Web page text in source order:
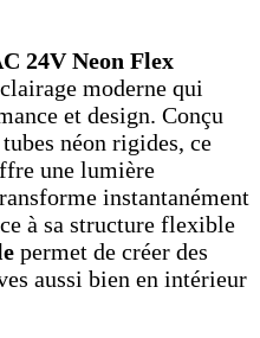
24V Neon Flex
moderne qui
et design. Conçu
néon rigides, ce
une lumière
instantanément
à sa structure flexible
permet de créer des
aussi bien en intérieur